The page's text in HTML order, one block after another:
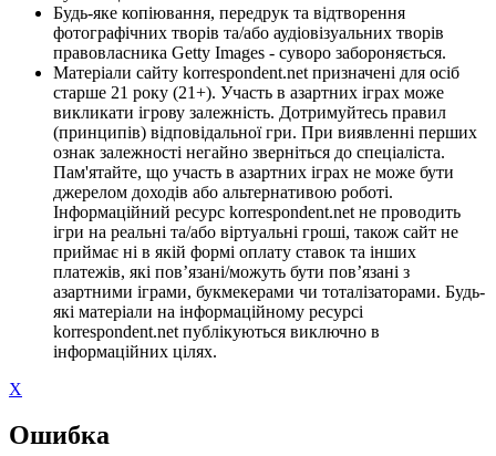
Будь-яке копіювання, передрук та відтворення
фотографічних творів та/або аудіовізуальних творів
правовласника Getty Images - суворо забороняється.
Матеріали сайту korrespondent.net призначені для осіб
старше 21 року (21+). Участь в азартних іграх може
викликати ігрову залежність. Дотримуйтесь правил
(принципів) відповідальної гри. При виявленні перших
ознак залежності негайно зверніться до спеціаліста.
Пам'ятайте, що участь в азартних іграх не може бути
джерелом доходів або альтернативою роботі.
Інформаційний ресурс korrespondent.net не проводить
ігри на реальні та/або віртуальні гроші, також сайт не
приймає ні в якій формі оплату ставок та інших
платежів, які пов’язані/можуть бути пов’язані з
азартними іграми, букмекерами чи тоталізаторами. Будь-
які матеріали на інформаційному ресурсі
korrespondent.net публікуються виключно в
інформаційних цілях.
X
Ошибка